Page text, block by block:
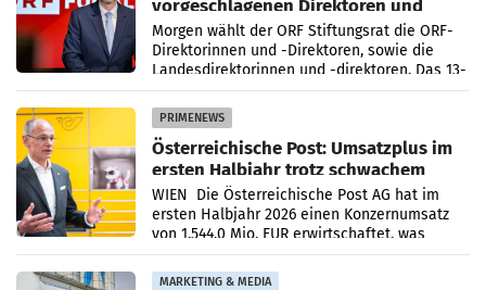
vorgeschlagenen Direktoren und
Direktorinnen
Morgen wählt der ORF Stiftungsrat die ORF-
Direktorinnen und -Direktoren, sowie die
Landesdirektorinnen und -direktoren. Das 13-
köpfige Wunschteam des ab 1. Jänner 2027
amtierenden
PRIMENEWS
Österreichische Post: Umsatzplus im
ersten Halbjahr trotz schwachem
Briefgeschäft
WIEN Die Österreichische Post AG hat im
ersten Halbjahr 2026 einen Konzernumsatz
von 1.544,0 Mio. EUR erwirtschaftet, was
einem Plus von 3,8 Prozent gegenüber dem
Vergleichszeitraum
MARKETING & MEDIA